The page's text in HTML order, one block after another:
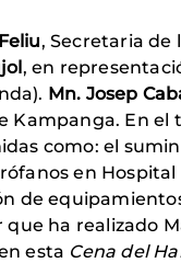
, Secretaria de
, en
Mn. Josep
Kampanga. En
como: el
en
de
ha realizado
esta Cena del